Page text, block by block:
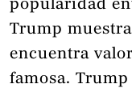
popularidad
Trump
encuentra
famosa.